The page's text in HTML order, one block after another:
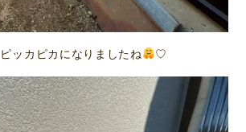
ッカピカになりましたね ♡